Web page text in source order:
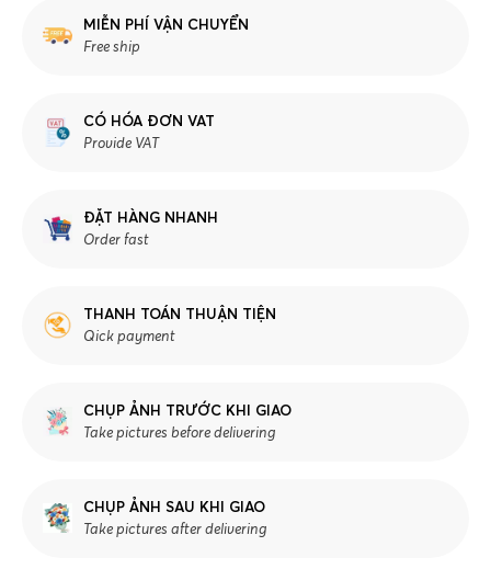
MIỄN PHÍ VẬN CHUYỂN
Free ship
CÓ HÓA ĐƠN VAT
Provide VAT
ĐẶT HÀNG NHANH
Order fast
THANH TOÁN THUẬN TIỆN
Qick payment
CHỤP ẢNH TRƯỚC KHI GIAO
Take pictures before delivering
CHỤP ẢNH SAU KHI GIAO
Take pictures after delivering